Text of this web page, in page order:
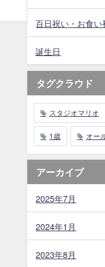
百日祝い・お食い
誕生日
タグクラウド
スタジオマリオ
1歳 オー
アーカイブ
2025年7月
2024年1月
2023年8月